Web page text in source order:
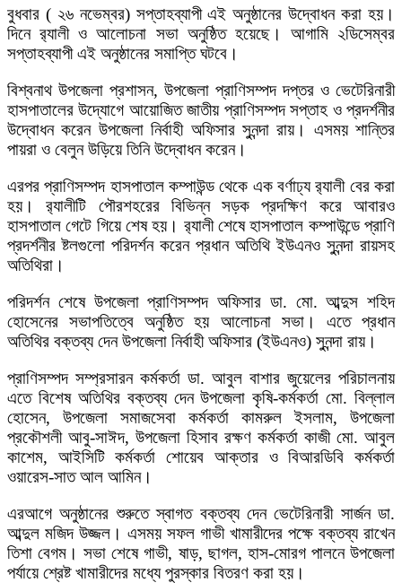
বুধবার ( ২৬ নভেম্বর) সপ্তাহব্যাপী এই অনুষ্ঠানের উদ্বোধন করা হয়।
দিনে র‌্যালী ও আলোচনা সভা অনুষ্ঠিত হয়েছে। আগামি ২ডিসেম্বর
সপ্তাহব্যাপী এই অনুষ্ঠানের সমাপ্তি ঘটবে।
বিশ্বনাথ উপজেলা প্রশাসন, উপজেলা প্রাণিসম্পদ দপ্তর ও ভেটেরিনারী
হাসপাতালের উদ্যোগে আয়োজিত জাতীয় প্রাণিসম্পদ সপ্তাহ ও প্রদর্শনীর
উদ্বোধন করেন উপজেলা নির্বাহী অফিসার সুনন্দা রায়। এসময় শান্তির
পায়রা ও বেলুন উড়িয়ে তিনি উদ্বোধন করেন।
এরপর প্রাণিসম্পদ হাসপাতাল কম্পাউন্ড থেকে এক বর্ণাঢ্য র‌্যালী বের করা
হয়। র‌্যালীটি পৌরশহরের বিভিন্ন সড়ক প্রদক্ষিণ করে আবারও
হাসপাতাল গেটে গিয়ে শেষ হয়। র‌্যালী শেষে হাসপাতাল কম্পাউন্ডে প্রাণি
প্রদর্শনীর ষ্টলগুলো পরিদর্শন করেন প্রধান অতিথি ইউএনও সুনন্দা রায়সহ
অতিথিরা।
পরিদর্শন শেষে উপজেলা প্রাণিসম্পদ অফিসার ডা. মো. আব্দুস শহিদ
হোসেনের সভাপতিত্বে অনুষ্ঠিত হয় আলোচনা সভা। এতে প্রধান
অতিথির বক্তব্য দেন উপজেলা নির্বাহী অফিসার (ইউএনও) সুনন্দা রায়।
প্রাণিসম্পদ সম্প্রসারন কর্মকর্তা ডা. আবুল বাশার জুয়েলের পরিচালনায়
এতে বিশেষ অতিথির বক্তব্য দেন উপজেলা কৃষি-কর্মকর্তা মো. বিল্লাল
হোসেন, উপজেলা সমাজসেবা কর্মকর্তা কামরুল ইসলাম, উপজেলা
প্রকৌশলী আবু-সাঈদ, উপজেলা হিসাব রক্ষণ কর্মকর্তা কাজী মো. আবুল
কাশেম, আইসিটি কর্মকর্তা শোয়েব আক্তার ও বিআরডিবি কর্মকর্তা
ওয়ারেস-সাত আল আমিন।
এরআগে অনুষ্ঠানের শুরুতে স্বাগত বক্তব্য দেন ভেটেরিনারী সার্জন ডা.
আব্দুল মজিদ উজ্জল। এসময় সফল গাভী খামারীদের পক্ষে বক্তব্য রাখেন
তিশা বেগম। সভা শেষে গাভী, ষাড়, ছাগল, হাস-মোরগ পালনে উপজেলা
পর্যায়ে শ্রেষ্ট খামারীদের মধ্যে পুরস্কার বিতরণ করা হয়।